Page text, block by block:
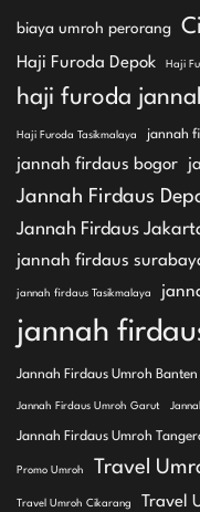
biaya umroh perorang
Haji Furoda Depok Haji
haji furoda
Haji Furoda Tasikmalaya jannah
jannah firdaus bogor
Jannah Firdaus
Jannah Firdaus
jannah firdaus
jannah firdaus Tasikmalaya
jannah
Jannah Firdaus Umroh Banten
Jannah Firdaus Umroh Garut
Jannah Firdaus Umroh
Promo Umroh Travel
Travel Umroh Cikarang Travel